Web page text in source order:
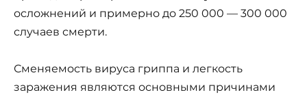
осложнений и примерно до 250 000 — 300 000
случаев смерти.
Сменяемость вируса гриппа и легкость
заражения являются основными причинами